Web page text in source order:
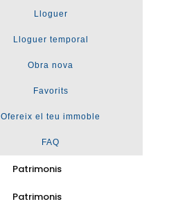
Lloguer
Lloguer temporal
Obra nova
Favorits
Ofereix el teu immoble
FAQ
Patrimonis
Patrimonis